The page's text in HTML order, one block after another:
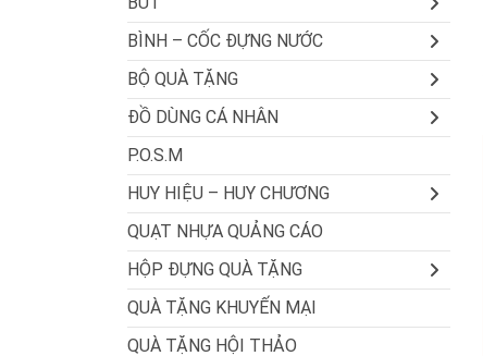
BÌNH – CỐC ĐỰNG NƯỚC
BỘ QUÀ TẶNG
ĐỒ DÙNG CÁ NHÂN
P.O.S.M
HUY HIỆU – HUY CHƯƠNG
QUẠT NHỰA QUẢNG CÁO
HỘP ĐỰNG QUÀ TẶNG
QUÀ TẶNG KHUYẾN MẠI
QUÀ TẶNG HỘI THẢO